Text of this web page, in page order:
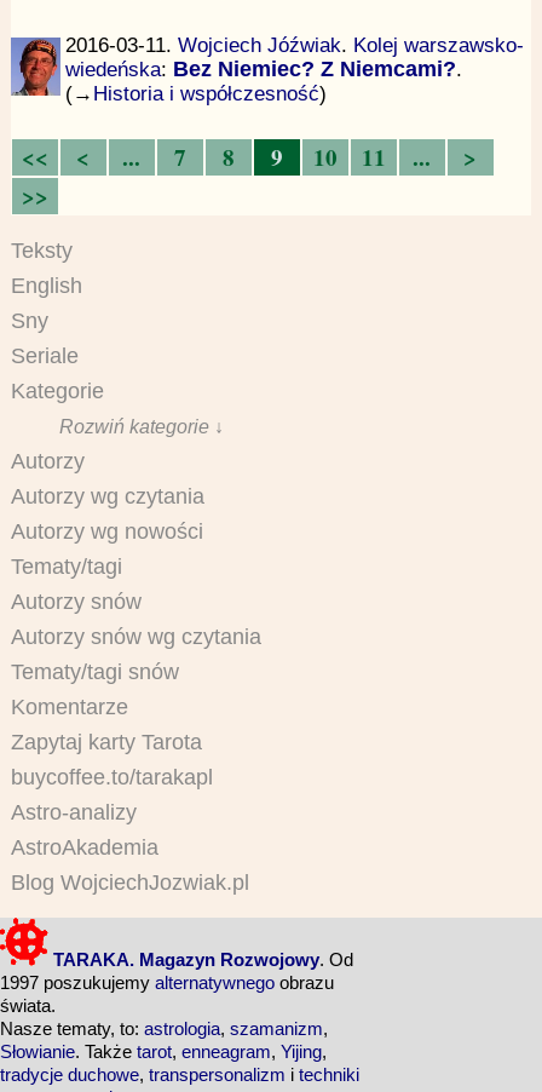
2016-03-11. Wojciech Jóźwiak. Kolej warszawsko-
wiedeńska: Bez Niemiec? Z Niemcami?.
(→ Historia i współczesność)
<< < ... 7 8 9 10 11 ...
>
>>
Teksty
English
Sny
Seriale
Kategorie
Rozwiń kategorie ↓
Autorzy
Autorzy wg czytania
Autorzy wg nowości
Tematy/tagi
Autorzy snów
Autorzy snów wg czytania
Tematy/tagi snów
Komentarze
Zapytaj karty Tarota
buycoffee.to/tarakapl
Astro-analizy
AstroAkademia
Blog WojciechJozwiak.pl
TARAKA. Magazyn Rozwojowy. Od
1997 poszukujemy alternatywnego obrazu
świata.
Nasze tematy, to: astrologia, szamanizm,
Słowianie. Także tarot, enneagram, Yijing,
tradycje duchowe, transpersonalizm i techniki